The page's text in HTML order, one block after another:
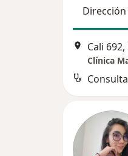
Dirección
Cali
Clínica